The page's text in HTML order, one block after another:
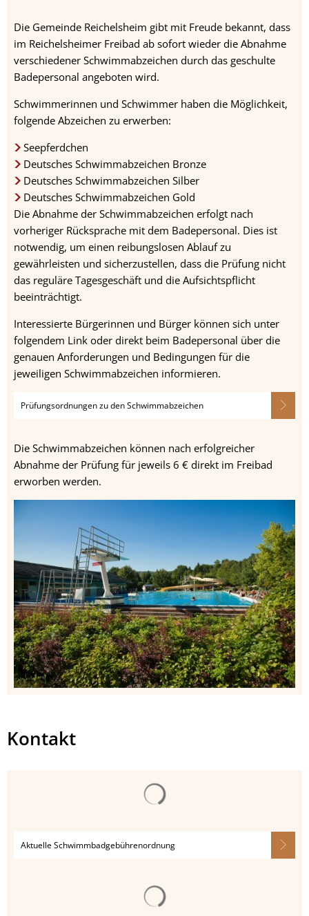
Die Gemeinde Reichelsheim gibt mit Freude bekannt, dass
im Reichelsheimer Freibad ab sofort wieder die Abnahme
verschiedener Schwimmabzeichen durch das geschulte
Badepersonal angeboten wird.
Schwimmerinnen und Schwimmer haben die Möglichkeit,
folgende Abzeichen zu erwerben:
Seepferdchen
Deutsches Schwimmabzeichen Bronze
Deutsches Schwimmabzeichen Silber
Deutsches Schwimmabzeichen Gold
Die Abnahme der Schwimmabzeichen erfolgt nach
vorheriger Rücksprache mit dem Badepersonal. Dies ist
notwendig, um einen reibungslosen Ablauf zu
gewährleisten und sicherzustellen, dass die Prüfung nicht
das reguläre Tagesgeschäft und die Aufsichtspflicht
beeinträchtigt.
Interessierte Bürgerinnen und Bürger können sich unter
folgendem Link oder direkt beim Badepersonal über die
genauen Anforderungen und Bedingungen für die
jeweiligen Schwimmabzeichen informieren.
Prüfungsordnungen zu den Schwimmabzeichen
Die Schwimmabzeichen können nach erfolgreicher
Abnahme der Prüfung für jeweils 6 € direkt im Freibad
erworben werden.
Kontakt
Aktuelle Schwimmbadgebührenordnung